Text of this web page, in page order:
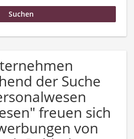
der Suche
freuen sich
von